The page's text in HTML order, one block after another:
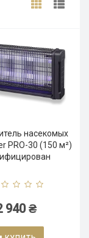
насекомых
PRO-30 (150 м²)
940 ₴